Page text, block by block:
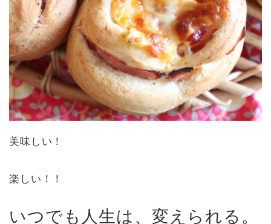
美味しい！
楽しい！！
いつでも人生は、変えられる。